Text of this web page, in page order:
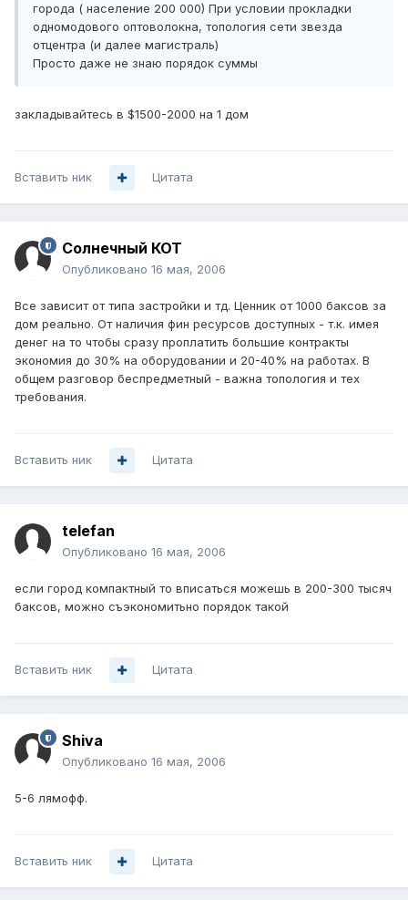
города ( население 200 000) При условии прокладки
одномодового оптоволокна, топология сети звезда
отцентра (и далее магистраль)
Просто даже не знаю порядок суммы
закладывайтесь в $1500-2000 на 1 дом
Вставить ник Цитата
Солнечный КОТ
Опубликовано 16 мая, 2006
Все зависит от типа застройки и тд. Ценник от 1000 баксов за
дом реально. От наличия фин ресурсов доступных - т.к. имея
денег на то чтобы сразу проплатить большие контракты
экономия до 30% на оборудовании и 20-40% на работах. В
общем разговор беспредметный - важна топология и тех
требования.
Вставить ник Цитата
telefan
Опубликовано 16 мая, 2006
если город компактный то вписаться можешь в 200-300 тысяч
баксов, можно съэкономитьно порядок такой
Вставить ник Цитата
Shiva
Опубликовано 16 мая, 2006
5-6 лямофф.
Вставить ник Цитата